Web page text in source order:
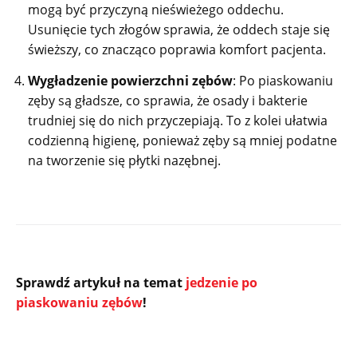
mogą być przyczyną nieświeżego oddechu.
Usunięcie tych złogów sprawia, że oddech staje się
świeższy, co znacząco poprawia komfort pacjenta.
Wygładzenie powierzchni zębów: Po piaskowaniu
zęby są gładsze, co sprawia, że osady i bakterie
trudniej się do nich przyczepiają. To z kolei ułatwia
codzienną higienę, ponieważ zęby są mniej podatne
na tworzenie się płytki nazębnej.
Sprawdź artykuł na temat jedzenie po
piaskowaniu zębów!